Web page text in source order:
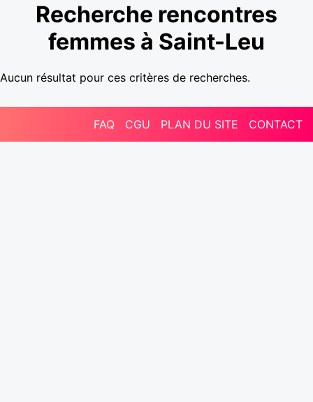
Recherche rencontres
femmes à Saint-Leu
Aucun résultat pour ces critères de recherches.
FAQ CGU PLAN DU SITE CONTACT